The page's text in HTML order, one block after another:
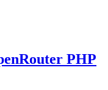
PHP